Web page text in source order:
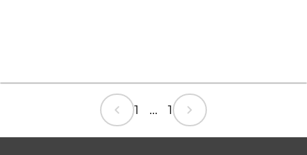
chevron_left 1 ... 1 chevron_right